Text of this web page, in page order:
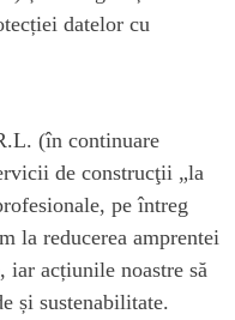
datelor cu
(în continuare
de construcţii „la
pe întreg
la reducerea amprentei
iar acțiunile noastre să
și sustenabilitate.